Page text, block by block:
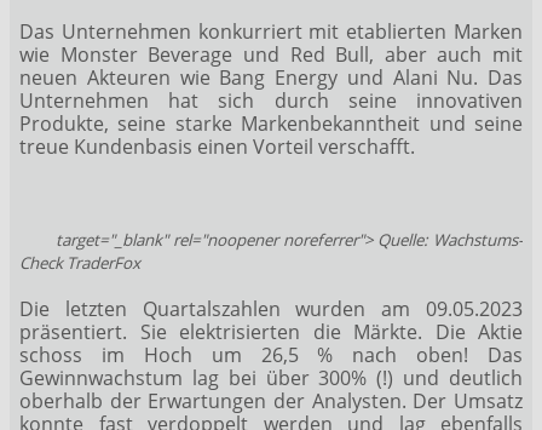
Das Unternehmen konkurriert mit etablierten Marken
wie Monster Beverage und Red Bull, aber auch mit
neuen Akteuren wie Bang Energy und Alani Nu. Das
Unternehmen hat sich durch seine innovativen
Produkte, seine starke Markenbekanntheit und seine
treue Kundenbasis einen Vorteil verschafft.
target="_blank" rel="noopener noreferrer"> Quelle: Wachstums-
Check TraderFox
Die letzten Quartalszahlen wurden am 09.05.2023
präsentiert. Sie elektrisierten die Märkte. Die Aktie
schoss im Hoch um 26,5 % nach oben! Das
Gewinnwachstum lag bei über 300% (!) und deutlich
oberhalb der Erwartungen der Analysten. Der Umsatz
konnte fast verdoppelt werden und lag ebenfalls